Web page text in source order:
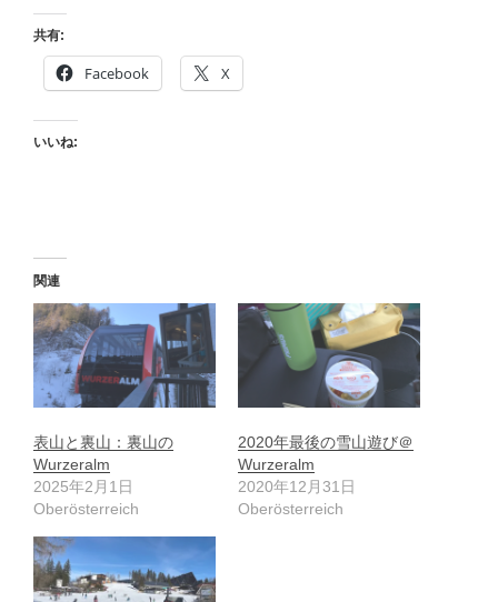
共有:
Facebook X
いいね:
関連
表山と裏山：裏山の
Wurzeralm
2025年2月1日
Oberösterreich
2020年最後の雪山遊び＠
Wurzeralm
2020年12月31日
Oberösterreich